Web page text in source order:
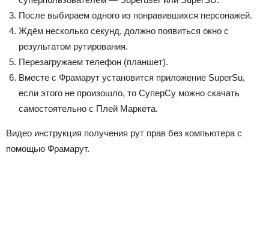
После выбираем одного из понравившихся персонажей.
Ждём несколько секунд, должно появиться окно с
результатом рутирования.
Перезагружаем телефон (планшет).
Вместе с Фрамарут установится приложение SuperSu,
если этого не произошло, то СуперСу можно скачать
самостоятельно с Плей Маркета.
Видео инструкция получения рут прав без компьютера с
помощью Фрамарут.